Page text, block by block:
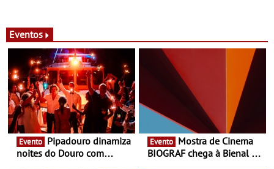
Eventos
Evento
noites do Douro com
Evento
BIOGRAF chega à Bienal de